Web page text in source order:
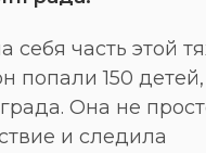
часть этой
попали 150 детей,
Она не
и следила